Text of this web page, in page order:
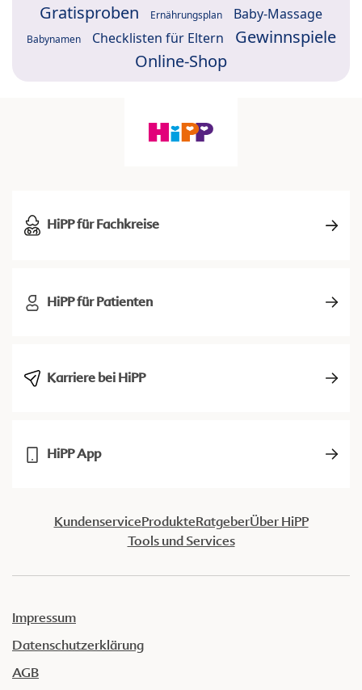
Gratisproben Ernährungsplan Baby-Massage
Babynamen Checklisten für Eltern
Gewinnspiele
Online-Shop
HiPP für Fachkreise
HiPP für Patienten
Karriere bei HiPP
HiPP App
KundenserviceProdukteRatgeberÜber HiPP
Tools und Services
Impressum
Datenschutzerklärung
AGB